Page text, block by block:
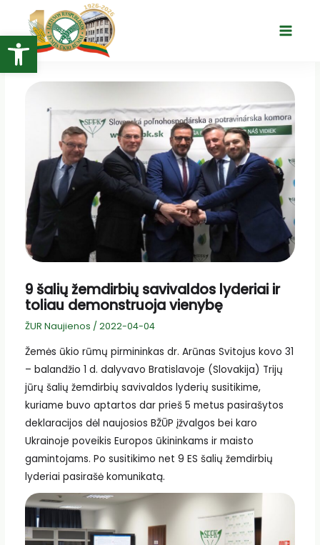
Open toolbar
turinio
Main
9 šalių žemdirbių savivaldos lyderiai ir
toliau demonstruoja vienybę
ŽUR Naujienos / 2022-04-04
Žemės ūkio rūmų pirmininkas dr. Arūnas Svitojus kovo 31
– balandžio 1 d. dalyvavo Bratislavoje (Slovakija) Trijų
jūrų šalių žemdirbių savivaldos lyderių susitikime,
kuriame buvo aptartos dar prieš 5 metus pasirašytos
deklaracijos dėl naujosios BŽŪP įžvalgos bei karo
Ukrainoje poveikis Europos ūkininkams ir maisto
gamintojams. Po susitikimo net 9 ES šalių žemdirbių
lyderiai pasirašė komunikatą.